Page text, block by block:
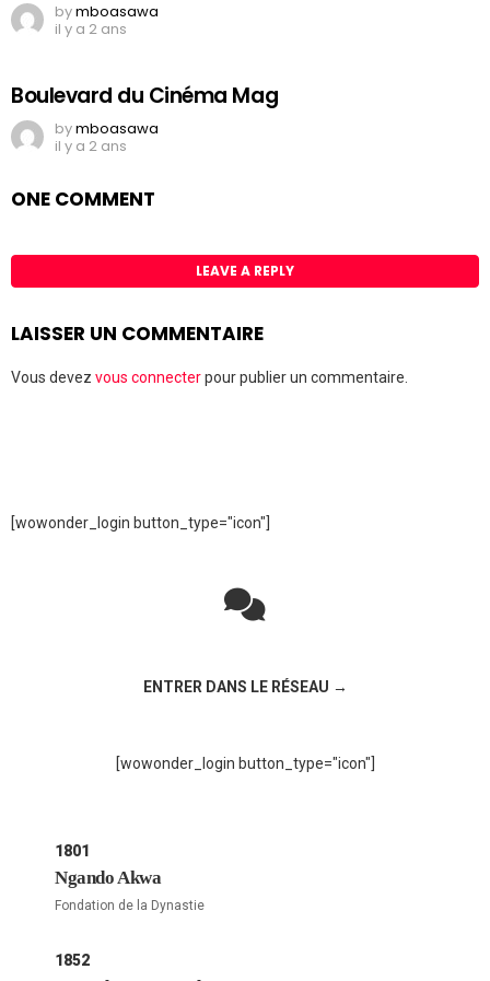
bymboasawa
il y a 2 ans
Boulevard du Cinéma Mag
bymboasawa
il y a 2 ans
ONE COMMENT
LEAVE A REPLY
LAISSER UN COMMENTAIRE
Vous devez vous connecterpour publier un commentaire.
[wowonder_login button_type="icon"]
ENTRER DANS LE RÉSEAU →
[wowonder_login button_type="icon"]
1801
Ngando Akwa
Fondation de la Dynastie
1852